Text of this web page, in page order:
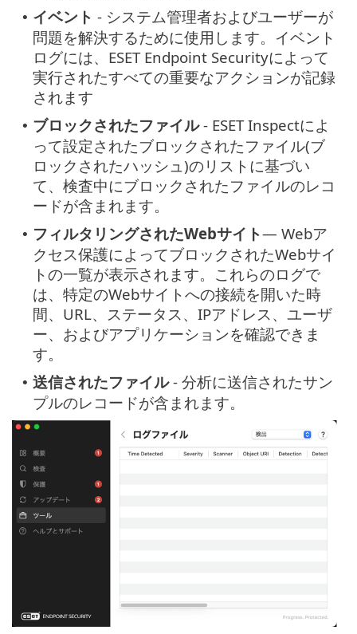
• イベント - システム管理者およびユーザーが
問題を解決するために使用します。イベント
ログには、ESET Endpoint Securityによって
実行されたすべての重要なアクションが記録
されます
• ブロックされたファイル- ESET Inspectによ
って設定されたブロックされたファイル(ブ
ロックされたハッシュ)のリストに基づい
て、検査中にブロックされたファイルのレコ
ードが含まれます。
• フィルタリングされたWebサイト— Webア
クセス保護によってブロックされたWebサイ
トの一覧が表示されます。これらのログで
は、特定のWebサイトへの接続を開いた時
間、URL、ステータス、IPアドレス、ユーザ
ー、およびアプリケーションを確認できま
す。
• 送信されたファイル- 分析に送信されたサン
プルのレコードが含まれます。